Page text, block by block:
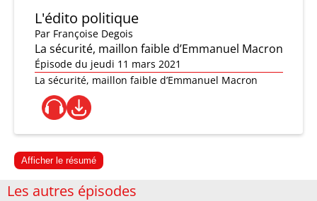
L'édito politique
Par Françoise Degois
La sécurité, maillon faible d’Emmanuel Macron
Épisode du jeudi 11 mars 2021
La sécurité, maillon faible d’Emmanuel Macron
Afficher le résumé
Les autres épisodes